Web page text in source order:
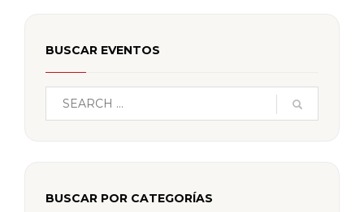
BUSCAR EVENTOS
BUSCAR POR CATEGORÍAS